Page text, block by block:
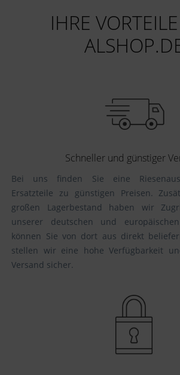
IHRE
Schneller und günstiger
Bei uns finden Sie eine
Ersatzteile zu günstigen Preisen.
großen Lagerbestand haben wir
unserer deutschen und
können Sie von dort aus direkt
stellen wir eine hohe Verfügbarkeit
Versand sicher.